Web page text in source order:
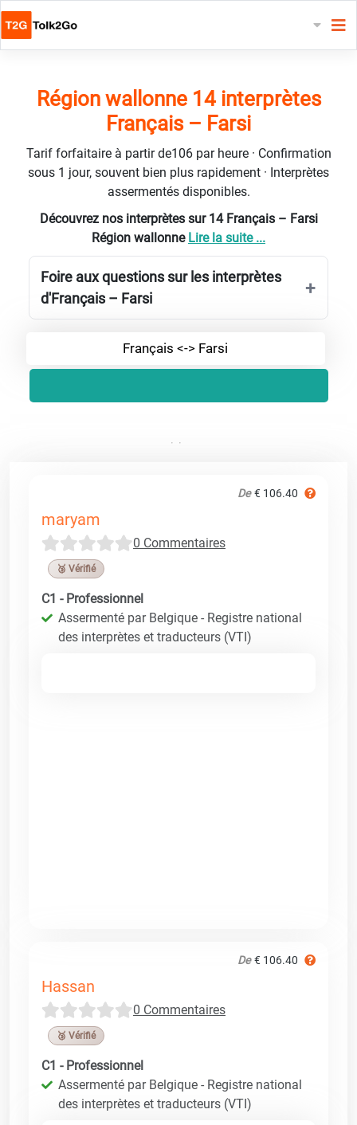
Région wallonne 14 interprètes
Français – Farsi
Tarif forfaitaire à partir de106 par heure · Confirmation
sous 1 jour, souvent bien plus rapidement · Interprètes
assermentés disponibles.
Découvrez nos interprètes sur 14 Français – Farsi
Région wallonne Lire la suite ...
Foire aux questions sur les interprètes
d'Français – Farsi
Français <-> Farsi
De € 106.40
maryam
0 Commentaires
🥉 Vérifié
C1 - Professionnel
Assermenté par Belgique - Registre national
des interprètes et traducteurs (VTI)
De € 106.40
Hassan
0 Commentaires
🥉 Vérifié
C1 - Professionnel
Assermenté par Belgique - Registre national
des interprètes et traducteurs (VTI)